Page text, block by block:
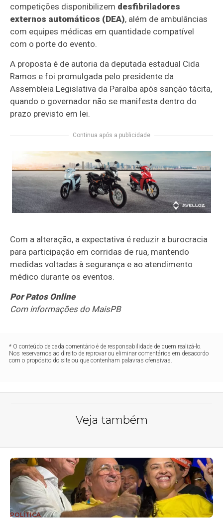
competições disponibilizem desfibriladores
externos automáticos (DEA), além de ambulâncias
com equipes médicas em quantidade compatível
com o porte do evento.
A proposta é de autoria da deputada estadual Cida
Ramos e foi promulgada pelo presidente da
Assembleia Legislativa da Paraíba após sanção tácita,
quando o governador não se manifesta dentro do
prazo previsto em lei.
Continua após a publicidade
Com a alteração, a expectativa é reduzir a burocracia
para participação em corridas de rua, mantendo
medidas voltadas à segurança e ao atendimento
médico durante os eventos.
Por Patos Online
Com informações do MaisPB
* O conteúdo de cada comentário é de responsabilidade de quem realizá-lo.
Nos reservamos ao direito de reprovar ou eliminar comentários em desacordo
com o propósito do site ou que contenham palavras ofensivas.
Veja também
POLÍTICA